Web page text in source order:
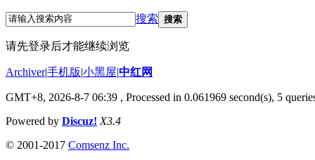
搜索 搜索
请先登录后才能继续浏览
Archiver|手机版|小黑屋|中红网
GMT+8, 2026-8-7 06:39 , Processed in 0.061969 second(s), 5
Powered by Discuz! X3.4
© 2001-2017 Comsenz Inc.